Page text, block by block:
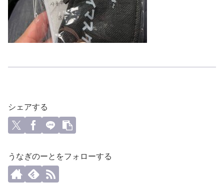
シェアする
うなぎのーとをフォローする